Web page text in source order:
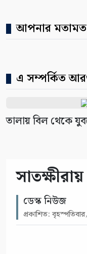
আপনার
এ সম্পর্কিত
তালায় বিল থেকে
ডেস্ক নিউজ
প্রকাশিত: